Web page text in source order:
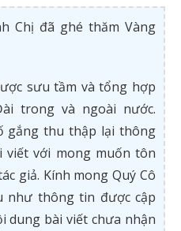
Chị đã ghé thăm Vàng
sưu tầm và tổng hợp
trong và ngoài nước.
gắng thu thập lại thông
viết với mong muốn tôn
giả. Kính mong Quý Cô
như thông tin được cập
dung bài viết chưa nhận